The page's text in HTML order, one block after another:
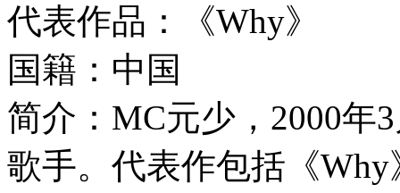
代表作品：《Why》
国籍：中国
简介：MC元少，2000年
歌手。代表作包括《